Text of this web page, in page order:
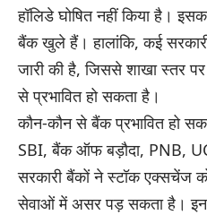
हॉलिडे घोषित नहीं किया है।
बैंक खुले हैं। हालांकि, कई
जारी की है, जिससे शाखा स्तर
से प्रभावित हो सकता है।
कौन-कौन से बैंक प्रभावित हो
SBI, बैंक ऑफ बड़ौदा, PNB,
सरकारी बैंकों ने स्टॉक एक्सचेंज
सेवाओं में असर पड़ सकता है। इन